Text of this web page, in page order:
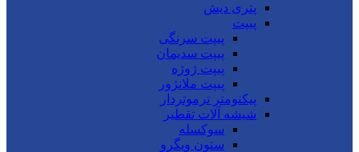
پتری دیش
پیپت
پیپت سرنگی
پیپت سدیمان
پیپت ژوژه
پیپت ملانژور
پیکنومتر ترموتردار
شیشه آلات تقطیر
سوکسله
ستون ویگرو